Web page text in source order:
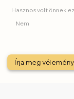
Hasznos volt önnek
Nem
Írja meg